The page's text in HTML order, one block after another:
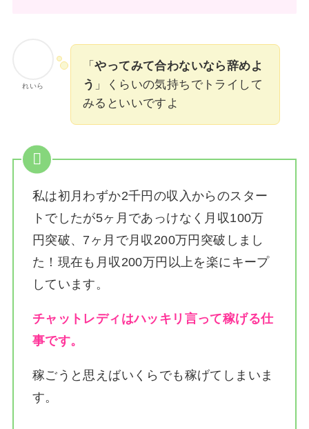
れいら
「やってみて合わないなら辞めよ
う 」くらいの気持ちでトライして
みるといいですよ
私は初月わずか2千円の収入からのスター
トでしたが5ヶ月であっけなく月収100万
円突破、7ヶ月で月収200万円突破しまし
た！ 現在も月収200万円以上を楽にキープ
しています。
チャットレディはハッキリ言って稼げる仕
事です。
稼ごうと思えばいくらでも稼げてしまいま
す。